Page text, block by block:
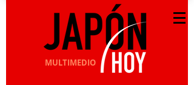
MULTIMEDIO